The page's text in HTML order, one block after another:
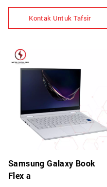
Kontak Untuk Tafsir
Samsung Galaxy Book
Flex a